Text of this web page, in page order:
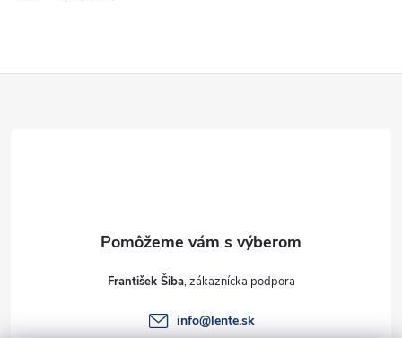
František Šiba
info@lente.sk